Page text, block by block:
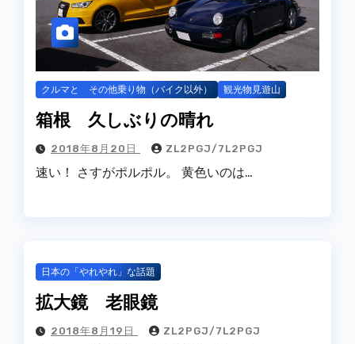
クルマと その他乗り物（バイク以外） 観光物見遊山
箱根 久しぶりの晴れ
2018年8月20日 ZL2PGJ/7L2PGJ
速い！ さすがポルポル。 黄色いのは…
日本の「やれやれ」な話題
拡大鏡 老眼鏡
2018年8月19日 ZL2PGJ/7L2PGJ